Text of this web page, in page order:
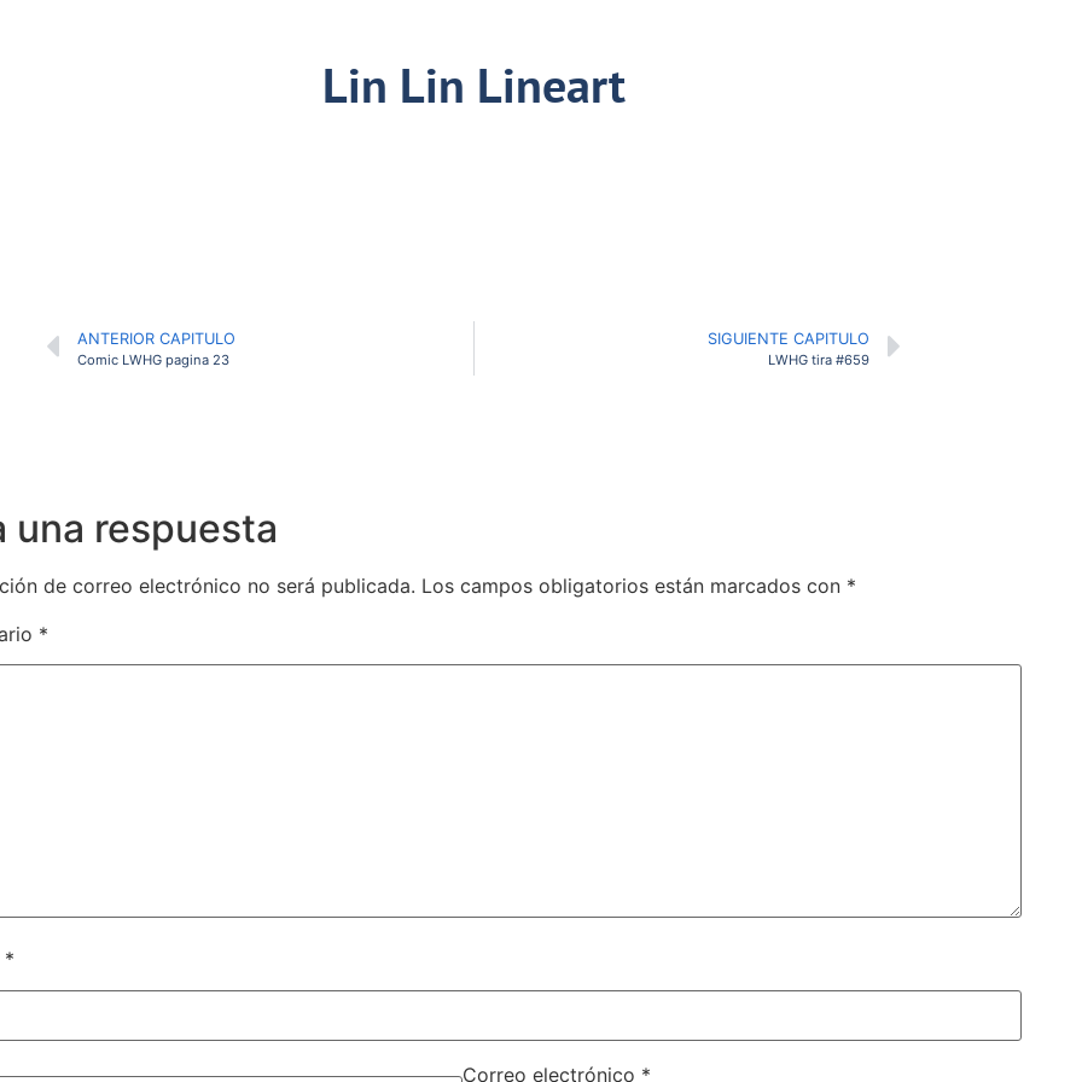
Lin Lin Lineart
ANTERIOR CAPITULO
Comic LWHG pagina 23
SIGUIENTE CAPITULO
LWHG tira #659
una respuesta
de correo electrónico no será publicada. Los campos obligatorios están marcados con *
*
*
Correo electrónico *